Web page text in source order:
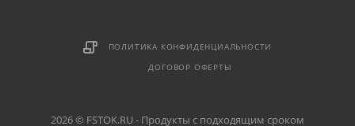
ПОЛИТИКА КОНФИДЕНЦИАЛЬНОСТИ
ДОГОВОР ОФЕРТЫ
2026 © FSTOK.RU - Продукты с подходящим сроком